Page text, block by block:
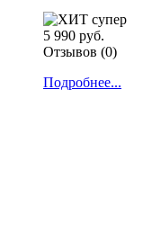
5 990 руб.
Отзывов (0)
Подробнее...